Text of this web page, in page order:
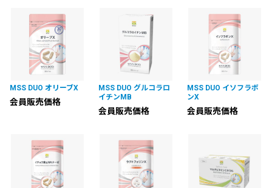
MSS DUO オリーブX
会員販売価格
MSS DUO グルコラロ
イチンMB
会員販売価格
MSS DUO イソフラボ
ンX
会員販売価格